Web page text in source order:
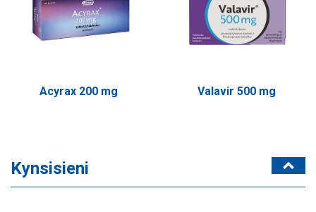
Acyrax 200 mg Valavir 500 mg
Kynsisieni